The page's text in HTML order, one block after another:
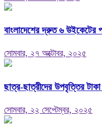
বাংলাদেশের দ্রুত ৬ উইকেটের
সোমবার, ২৭ অক্টোবর, ২০২৫
ছাত্র-ছাত্রীদের উপবৃত্তির টাকা
সোমবার, ২২ সেপ্টেম্বর, ২০২৫